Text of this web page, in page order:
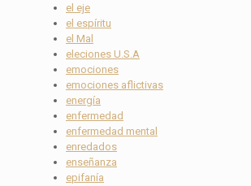
el eje
el espíritu
el Mal
eleciones U.S.A
emociones
emociones aflictivas
energía
enfermedad
enfermedad mental
enredados
enseñanza
epifanía